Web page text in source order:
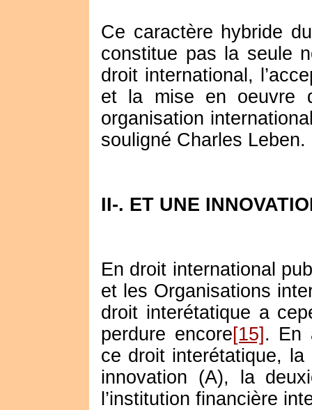
Ce caractère hybride
constitue pas la seule
droit international,
et la mise en oeuvre
organisation
souligné Charles Leben.
II-. ET UNE
En droit international
et les Organisations
droit interétatique a
perdure encore[15] . En
ce droit interétatique,
innovation (A), la
l’institution financière